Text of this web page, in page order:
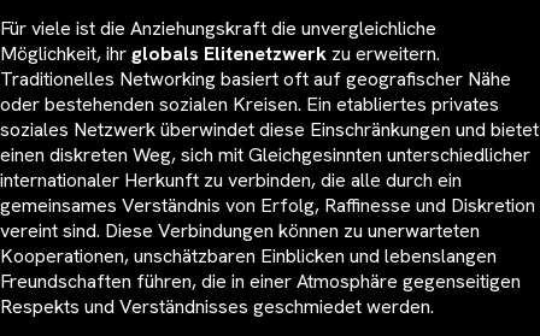
Für viele ist die Anziehungskraft die unvergleichliche
Möglichkeit, ihrglobals Elitenetzwerk zu erweitern.
Traditionelles Networking basiert oft auf geografischer Nähe
oder bestehenden sozialen Kreisen. Ein etabliertes privates
soziales Netzwerk überwindet diese Einschränkungen und bietet
einen diskreten Weg, sich mit Gleichgesinnten unterschiedlicher
internationaler Herkunft zu verbinden, die alle durch ein
gemeinsames Verständnis von Erfolg, Raffinesse und Diskretion
vereint sind. Diese Verbindungen können zu unerwarteten
Kooperationen, unschätzbaren Einblicken und lebenslangen
Freundschaften führen, die in einer Atmosphäre gegenseitigen
Respekts und Verständnisses geschmiedet werden.